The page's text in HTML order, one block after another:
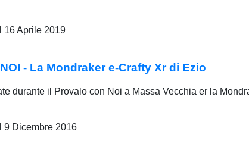
16 Aprile 2019
- La Mondraker e-Crafty Xr di Ezio
durante il Provalo con Noi a Massa Vecchia er la
9 Dicembre 2016